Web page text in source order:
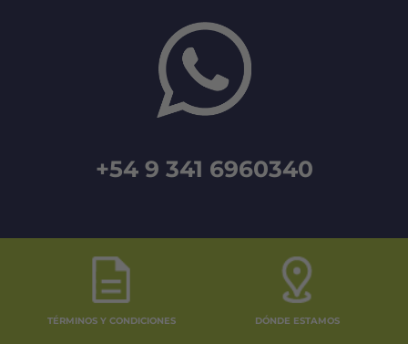
+54 9 341 6960340
TÉRMINOS Y CONDICIONES DÓNDE ESTAMOS